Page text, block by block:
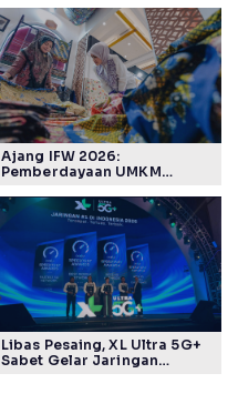
Ajang IFW 2026:
Pemberdayaan UMKM
Kelompok Disabilitas dan
Keberlanjutan
Libas Pesaing, XL Ultra 5G+
Sabet Gelar Jaringan